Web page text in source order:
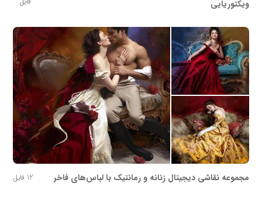
ویکتوریایی
مجموعه نقاشی دیجیتال زنانه و رمانتیک با لباس‌های فاخر 12 فایل